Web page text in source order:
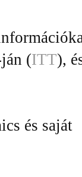
(ITT),
és saját